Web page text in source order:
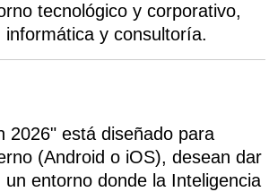
tecnológico y corporativo,
y consultoría.
2026" está diseñado para
(Android o iOS), desean dar
entorno donde la Inteligencia